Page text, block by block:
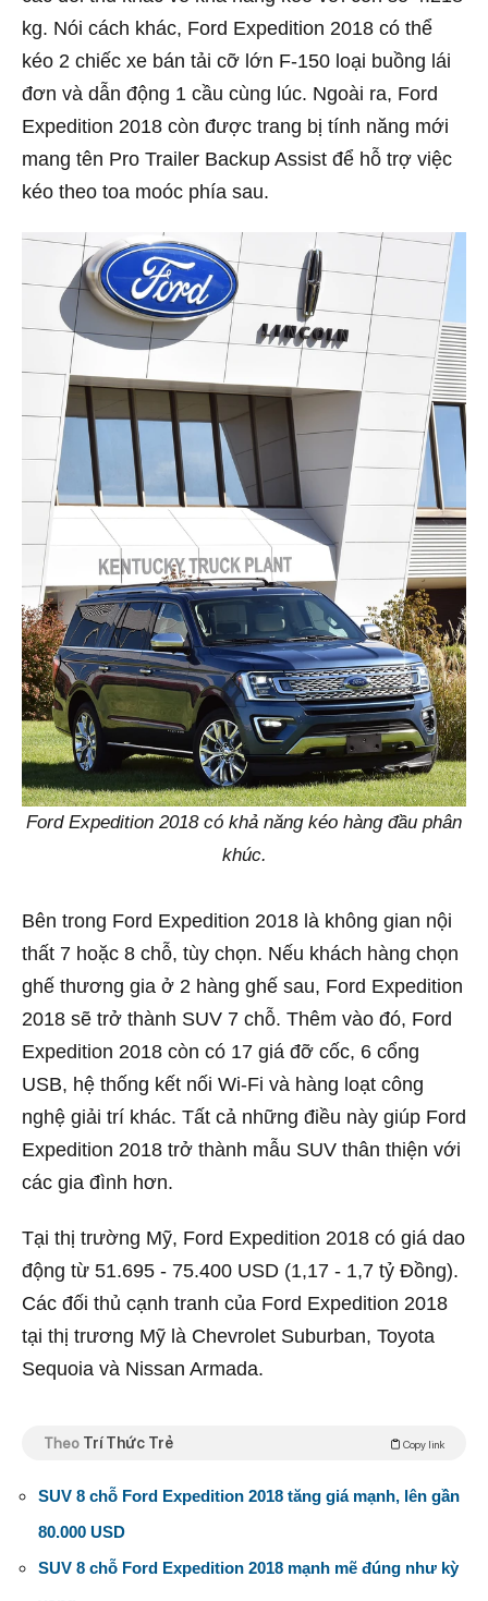
kg. Nói cách khác, Ford Expedition 2018 có thể
kéo 2 chiếc xe bán tải cỡ lớn F-150 loại buồng lái
đơn và dẫn động 1 cầu cùng lúc. Ngoài ra, Ford
Expedition 2018 còn được trang bị tính năng mới
mang tên Pro Trailer Backup Assist để hỗ trợ việc
kéo theo toa moóc phía sau.
Ford Expedition 2018 có khả năng kéo hàng đầu phân
khúc.
Bên trong Ford Expedition 2018 là không gian nội
thất 7 hoặc 8 chỗ, tùy chọn. Nếu khách hàng chọn
ghế thương gia ở 2 hàng ghế sau, Ford Expedition
2018 sẽ trở thành SUV 7 chỗ. Thêm vào đó, Ford
Expedition 2018 còn có 17 giá đỡ cốc, 6 cổng
USB, hệ thống kết nối Wi-Fi và hàng loạt công
nghệ giải trí khác. Tất cả những điều này giúp Ford
Expedition 2018 trở thành mẫu SUV thân thiện với
các gia đình hơn.
Tại thị trường Mỹ, Ford Expedition 2018 có giá dao
động từ 51.695 - 75.400 USD (1,17 - 1,7 tỷ Đồng).
Các đối thủ cạnh tranh của Ford Expedition 2018
tại thị trương Mỹ là Chevrolet Suburban, Toyota
Sequoia và Nissan Armada.
Theo Trí Thức Trẻ Copy link
SUV 8 chỗ Ford Expedition 2018 tăng giá mạnh, lên gần
80.000 USD
SUV 8 chỗ Ford Expedition 2018 mạnh mẽ đúng như kỳ